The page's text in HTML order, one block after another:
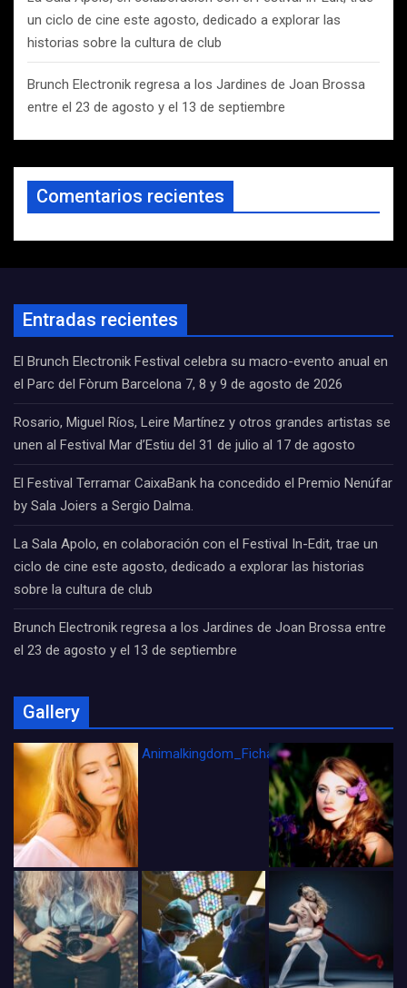
un ciclo de cine este agosto, dedicado a explorar las
historias sobre la cultura de club
Brunch Electronik regresa a los Jardines de Joan Brossa
entre el 23 de agosto y el 13 de septiembre
Comentarios recientes
Entradas recientes
El Brunch Electronik Festival celebra su macro-evento anual en
el Parc del Fòrum Barcelona 7, 8 y 9 de agosto de 2026
Rosario, Miguel Ríos, Leire Martínez y otros grandes artistas se
unen al Festival Mar d’Estiu del 31 de julio al 17 de agosto
El Festival Terramar CaixaBank ha concedido el Premio Nenúfar
by Sala Joiers a Sergio Dalma.
La Sala Apolo, en colaboración con el Festival In-Edit, trae un
ciclo de cine este agosto, dedicado a explorar las historias
sobre la cultura de club
Brunch Electronik regresa a los Jardines de Joan Brossa entre
el 23 de agosto y el 13 de septiembre
Gallery
Animalkingdom_FichaCine